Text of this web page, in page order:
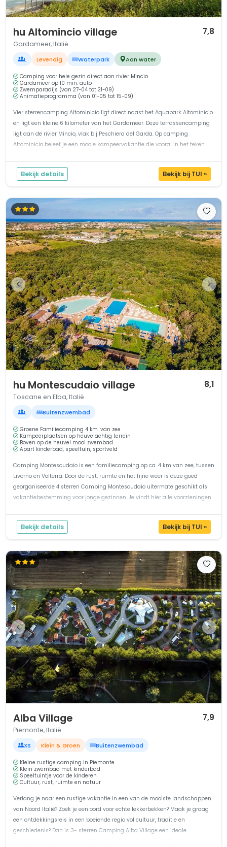
hu Altomincio village 7,8
Gardameer, Italië
L Levendig Waterpark Aan water
Camping voor hele gezin direct aan rivier Mincio
Gardameer op 10 min. auto
Zwemparadijs (van 27-04 tot 21-09)
Animatieprogramma (van 01-05 tot 15-09)
Vier sterrencamping Altominicio ligt direct naast het Aquapark Altominicio
en ligt een kleine 6 kilometer van het Gardameer. Deze terrassencamping
ligt aan de rivier Mincio, vlak bij Peschiera del Garda. Op camping
Altominicio beleef je een mooie kampeervakantie die vooral in het teken
Bekijk details Bekijk bij TUI »
hu Montescudaio village 8,1
Toscane en Elba, Italië
L Buitenzwembad
Groene Familiecamping 4 km. van zee
Kampeerplaatsen op heuvelachtig terrein
Boven op de heuvel mooi zwembad
Apart kinderbad, speeltuin, sportveld
Camping Montescudaio is een familiecamping op ca. 4 km van zee, tussen
Livorno en Volterra. Door de rust, ruimte en het fijne weer is deze goed
georganiseerde 4 sterren Camping Montescudaio uitermate geschikt als
vakantiebestemming voor jonge gezinnen. Je vindt hier alle voorzieningen
Bekijk details Bekijk bij TUI »
Alba Village 7,9
Piemonte, Italië
XS Klein & Groen Buitenzwembad
Kleine rustige camping in Piemonte
Klein zwembad met kinderbad
Speeltuintje voor de kinderen
Cultuur, rust, ruimte en natuur
Verlang je naar een rustige vakantie in een van de mooiste landschappen
van Noord Italië? Zoek je een oord voor echte lekkerbekken? Maak je graag
een ontdekkingsreis in een boeiende regio vol cultuur, traditie en
geschiedenis? Dan is 3- sterren Camping Alba Village een ideale